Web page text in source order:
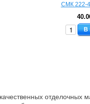
В
отделочных